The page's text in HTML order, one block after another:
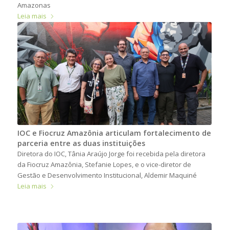
Amazonas
Leia mais
IOC e Fiocruz Amazônia articulam fortalecimento de
parceria entre as duas instituições
Diretora do IOC, Tânia Araújo Jorge foi recebida pela diretora
da Fiocruz Amazônia, Stefanie Lopes, e o vice-diretor de
Gestão e Desenvolvimento Institucional, Aldemir Maquiné
Leia mais